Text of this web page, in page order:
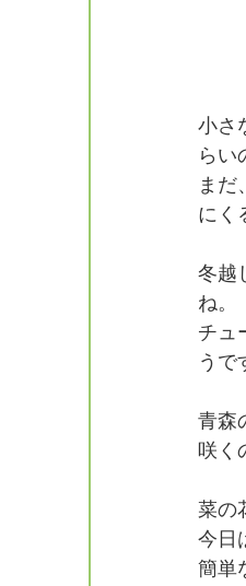
小さ
らい
まだ
にく
冬越
ね。
チュ
うで
青森
咲く
菜の
今日
簡単